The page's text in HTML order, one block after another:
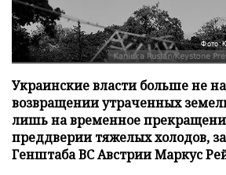
Фото:
Украинские власти больше не
возвращении утраченных
лишь на временное
преддверии тяжелых холодов,
Генштаба ВС Австрии Маркус